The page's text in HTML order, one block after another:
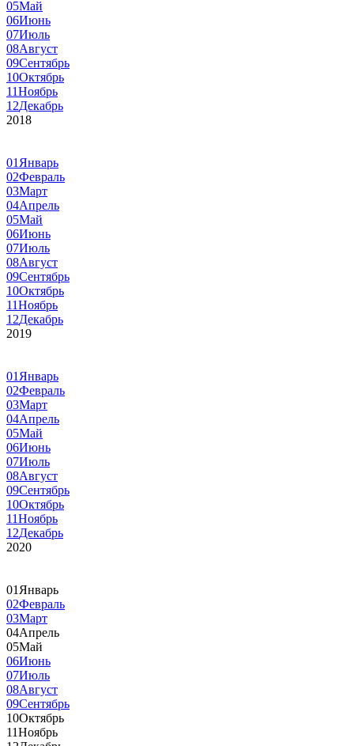
05Май
06Июнь
07Июль
08Август
09Сентябрь
10Октябрь
11Ноябрь
12Декабрь
2018
01 Январь
02Февраль
03Март
04Апрель
05Май
06Июнь
07Июль
08Август
09Сентябрь
10Октябрь
11Ноябрь
12Декабрь
2019
01 Январь
02Февраль
03Март
04Апрель
05Май
06Июнь
07Июль
08Август
09Сентябрь
10Октябрь
11Ноябрь
12Декабрь
2020
01 Январь
02Февраль
03Март
04Апрель
05Май
06Июнь
07Июль
08Август
09Сентябрь
10Октябрь
11Ноябрь